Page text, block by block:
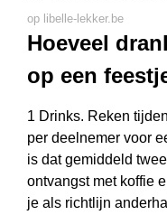
op libelle-lekker.be
Hoeveel
op een
1 Drinks. Reken
per deelnemer voor
is dat gemiddeld
ontvangst met koffie
je als richtlijn